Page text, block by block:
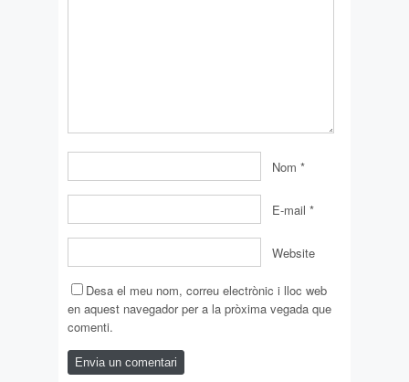
Nom *
E-mail *
Website
Desa el meu nom, correu electrònic i lloc web
en aquest navegador per a la pròxima vegada que
comenti.